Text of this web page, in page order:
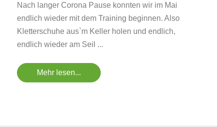
Nach langer Corona Pause konnten wir im Mai
endlich wieder mit dem Training beginnen. Also
Kletterschuhe aus`m Keller holen und endlich,
endlich wieder am Seil ...
Mehr lesen...